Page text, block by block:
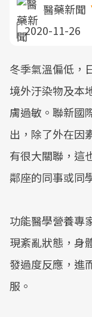
醫藥新聞
2020-11-26
冬季氣溫偏低，
境外汙染物及本
膚過敏。聯新國
出，除了外在因
有很大關聯，這
鄰座的同事或同
功能醫學營養專
現紊亂狀態，身
發過度反應，進
服。